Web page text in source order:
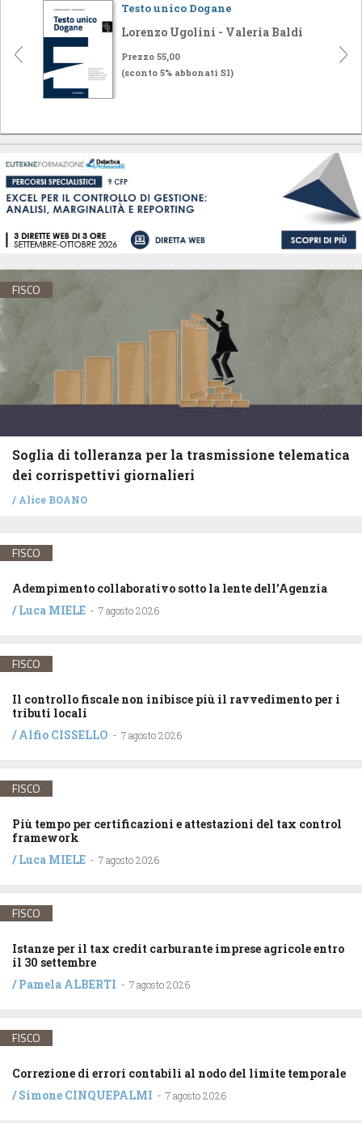
Testo unico Dogane
Lorenzo Ugolini - Valeria Baldi
Prezzo 55,00
(sconto 5% abbonati SI)
FISCO
Soglia di tolleranza per la trasmissione telematica
dei corrispettivi giornalieri
/ Alice BOANO
FISCO
Adempimento collaborativo sotto la lente dell’Agenzia
/Luca MIELE - 7 agosto 2026
FISCO
Il controllo fiscale non inibisce più il ravvedimento per i
tributi locali
/Alfio CISSELLO - 7 agosto 2026
FISCO
Più tempo per certificazioni e attestazioni del tax control
framework
/Luca MIELE - 7 agosto 2026
FISCO
Istanze per il tax credit carburante imprese agricole entro
il 30 settembre
/Pamela ALBERTI - 7 agosto 2026
FISCO
Correzione di errori contabili al nodo del limite temporale
/Simone CINQUEPALMI - 7 agosto 2026